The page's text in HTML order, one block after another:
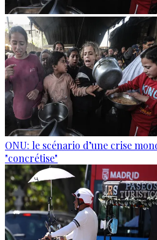
ONU: le scénario d’une crise
"concrétise"